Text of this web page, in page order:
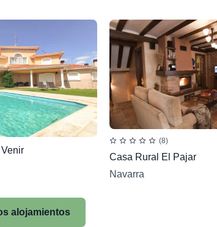
(8)
Casa Rural El Pajar
Navarra
alojamientos